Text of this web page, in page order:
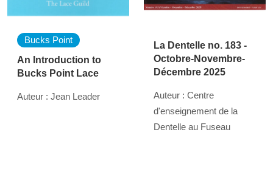
Bucks Point
An Introduction to
Bucks Point Lace
Auteur : Jean Leader
La Dentelle no. 183 -
Octobre-Novembre-
Décembre 2025
Auteur : Centre
d'enseignement de la
Dentelle au Fuseau